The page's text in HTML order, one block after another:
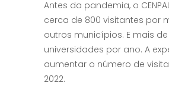
Antes da pandemia, o
cerca de 800 visitantes por
outros municípios. E mais de
universidades por ano. A
aumentar o número de
2022.